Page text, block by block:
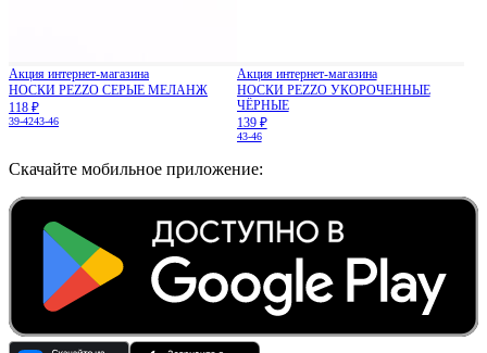
Акция интернет-магазина
НОСКИ PEZZO СЕРЫЕ МЕЛАНЖ
118 ₽
39-4243-46
Акция интернет-магазина
НОСКИ PEZZO УКОРОЧЕННЫЕ
ЧЁРНЫЕ
139 ₽
43-46
Скачайте мобильное приложение: